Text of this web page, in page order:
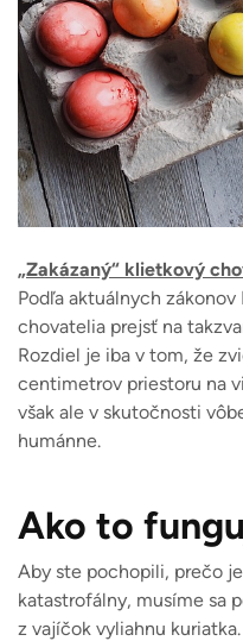
„Zakázaný“ klietkový
Podľa aktuálnych
chovatelia prejsť na
Rozdiel je iba v tom, že
centimetrov priestoru na
však ale v skutočnosti
humánne.
Ako to
Aby ste pochopili, prečo
katastrofálny, musíme sa
z vajíčok vyliahnu